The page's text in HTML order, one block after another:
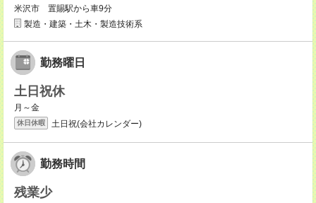
米沢市 置賜駅から車9分
製造・建築・土木・製造技術系
勤務曜日
土日祝休
月～金
休日休暇 土日祝(会社カレンダー)
勤務時間
残業少